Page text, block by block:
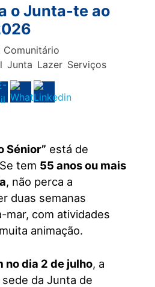
o Junta-te ao
Comunitário
Junta Lazer Serviços
Sénior” está de
tem 55 anos ou mais
, não perca a
duas semanas
mar, com atividades
animação.
no dia 2 de julho, a
da Junta de